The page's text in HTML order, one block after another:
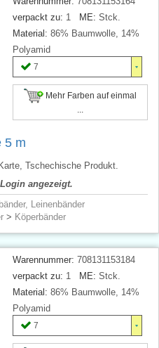
verpackt zu: 1 ME: Stck.
Material: 86% Baumwolle, 14%
Polyamid
7
Mehr Farben auf einmal
5 m
Tschechische Produkt.
angezeigt.
Leinenbänder
> Köperbänder
Warennummer: 708131153184
verpackt zu: 1 ME: Stck.
Material: 86% Baumwolle, 14%
Polyamid
7